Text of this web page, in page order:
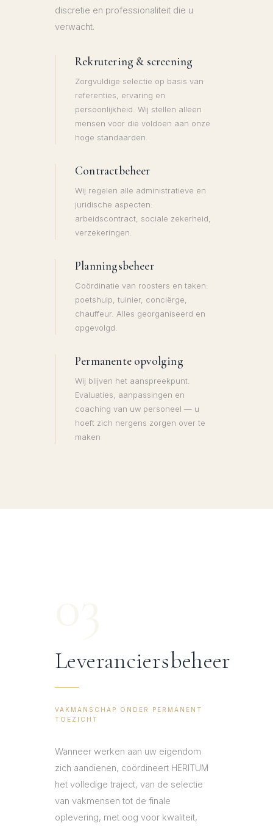
discretie en professionaliteit die u
verwacht.
Rekrutering & screening
Zorgvuldige selectie op basis van
referenties, ervaring en
persoonlijkheid. Wij stellen alleen
mensen voor die voldoen aan onze
hoge standaarden.
Contractbeheer
Wij regelen alle administratieve en
juridische aspecten:
arbeidscontract, sociale zekerheid,
verzekeringen.
Planningsbeheer
Coördinatie van roosters en taken:
poetshulp, tuinier, conciërge,
chauffeur. Alles georganiseerd en
opgevolgd.
Permanente opvolging
Wij blijven het aanspreekpunt.
Evaluaties, aanpassingen en
coaching van uw personeel — u
hoeft zich nergens zorgen over te
maken
Leveranciersbeheer
VAKMANSCHAP ONDER PERMANENT
TOEZICHT
Wanneer werken aan uw eigendom
zich aandienen, coördineert HERITUM
het volledige traject, van de selectie
van vakmensen tot de finale
oplevering, met oog voor kwaliteit,